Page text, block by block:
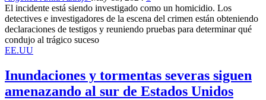
El incidente está siendo investigado como un homicidio. Los
detectives e investigadores de la escena del crimen están obteniendo
declaraciones de testigos y reuniendo pruebas para determinar qué
condujo al trágico suceso
EE.UU
Inundaciones y tormentas severas siguen
amenazando al sur de Estados Unidos